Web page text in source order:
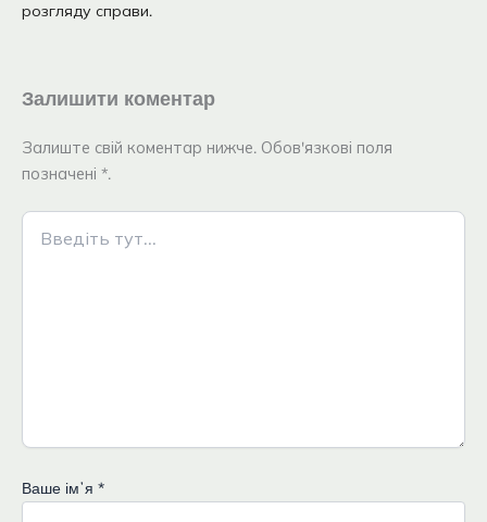
розгляду справи.
Залишити коментар
Залиште свій коментар нижче. Обов'язкові поля
позначені *.
Введіть
тут...
Ваше імʼя *